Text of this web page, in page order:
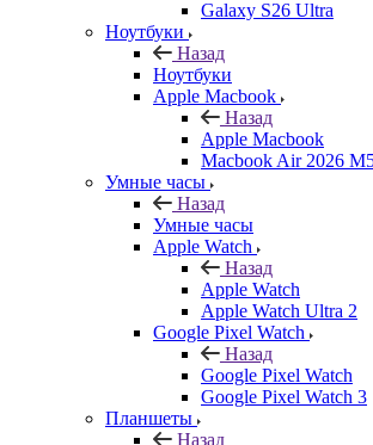
Galaxy S26 Ultra
Ноутбуки
Назад
Ноутбуки
Apple Macbook
Назад
Apple Macbook
Macbook Air 2026
Умные часы
Назад
Умные часы
Apple Watch
Назад
Apple Watch
Apple Watch Ultra 2
Google Pixel Watch
Назад
Google Pixel Watch
Google Pixel Watch 3
Планшеты
Назад